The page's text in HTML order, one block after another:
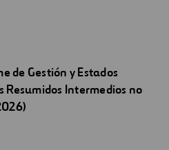
de Gestión y Estados
Resumidos Intermedios no